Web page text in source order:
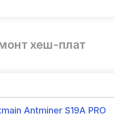
хеш-плат
Antminer S19A PRO